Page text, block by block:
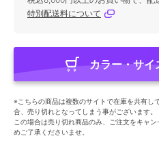
特別配送料について
カラー・サイ
※こちらの商品は複数のサイトで在庫を共有し
合、売り切れとなってしまう事がございます。
この場合は売り切れ商品のみ、ご注文をキャ
めご了承くださいませ。